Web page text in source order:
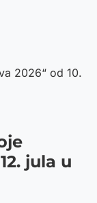
2026“ od 10.
jula u